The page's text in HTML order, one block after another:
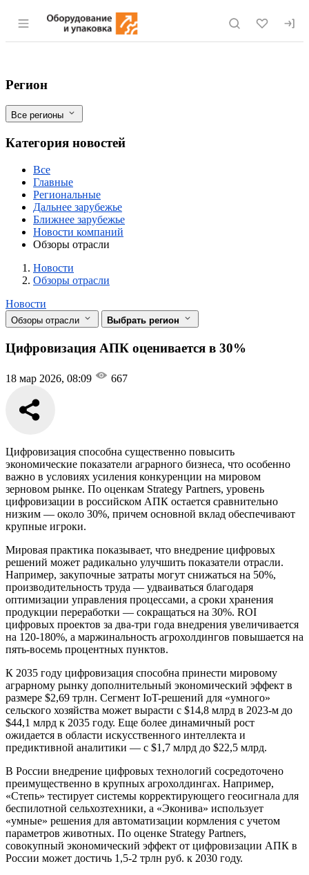
Раздел навигации по сайту eqinfo.ru
Цифровизация АПК оценивается в 30%
Фильтры
Регион
Все регионы
Категория новостей
Все
Главные
Региональные
Дальнее зарубежье
Ближнее зарубежье
Новости компаний
Обзоры отрасли
Новости
Разделы
Новости
Обзоры отрасли
Новости
Обзоры отрасли Выбрать регион
Цифровизация АПК оценивается в 30%
18 мар 2026, 08:09 667
Цифровизация способна существенно повысить
экономические показатели аграрного бизнеса, что особенно
важно в условиях усиления конкуренции на мировом
зерновом рынке. По оценкам Strategy Partners, уровень
цифровизации в российском АПК остается сравнительно
низким — около 30%, причем основной вклад обеспечивают
крупные игроки.
Мировая практика показывает, что внедрение цифровых
решений может радикально улучшить показатели отрасли.
Например, закупочные затраты могут снижаться на 50%,
производительность труда — удваиваться благодаря
оптимизации управления процессами, а сроки хранения
продукции переработки — сокращаться на 30%. ROI
цифровых проектов за два-три года внедрения увеличивается
на 120-180%, а маржинальность агрохолдингов повышается на
пять-восемь процентных пунктов.
К 2035 году цифровизация способна принести мировому
аграрному рынку дополнительный экономический эффект в
размере $2,69 трлн. Сегмент IoT-решений для «умного»
сельского хозяйства может вырасти с $14,8 млрд в 2023-м до
$44,1 млрд к 2035 году. Еще более динамичный рост
ожидается в области искусственного интеллекта и
предиктивной аналитики — с $1,7 млрд до $22,5 млрд.
В России внедрение цифровых технологий сосредоточено
преимущественно в крупных агрохолдингах. Например,
«Степь» тестирует системы корректирующего геосигнала для
беспилотной сельхозтехники, а «Эконива» использует
«умные» решения для автоматизации кормления с учетом
параметров животных. По оценке Strategy Partners,
совокупный экономический эффект от цифровизации АПК в
России может достичь 1,5-2 трлн руб. к 2030 году.